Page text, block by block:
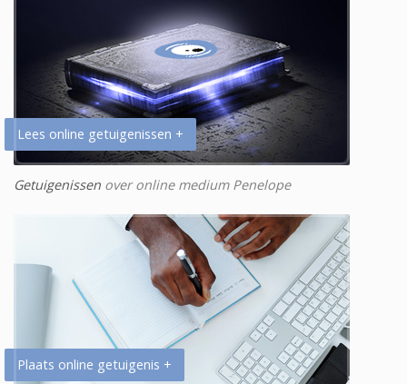
Lees online getuigenissen +
Getuigenissen over online medium Penelope
Plaats online getuigenis +